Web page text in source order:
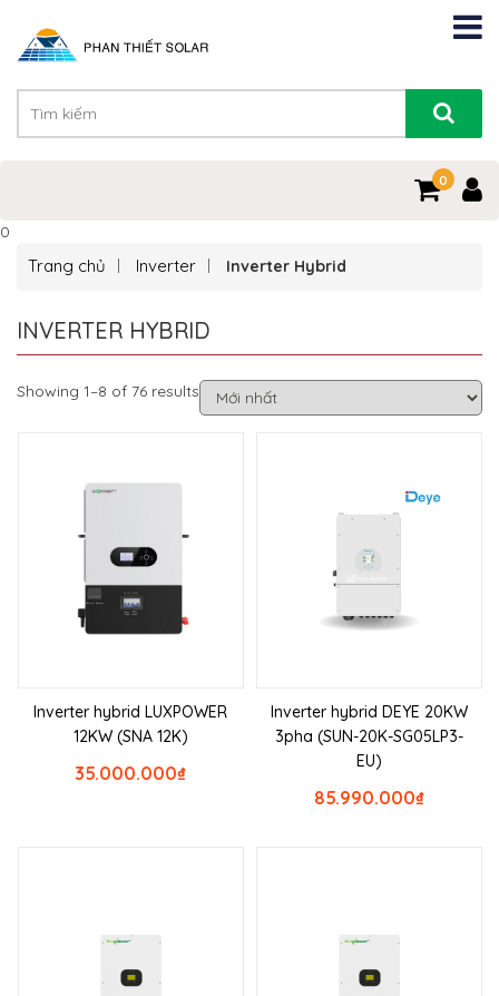
0
0
Trang chủ Inverter Inverter Hybrid
INVERTER HYBRID
Showing 1–8 of 76 results
Inverter hybrid LUXPOWER
12KW (SNA 12K)
₫
35.000.000
Inverter hybrid DEYE 20KW
3pha (SUN-20K-SG05LP3-
EU)
₫
85.990.000